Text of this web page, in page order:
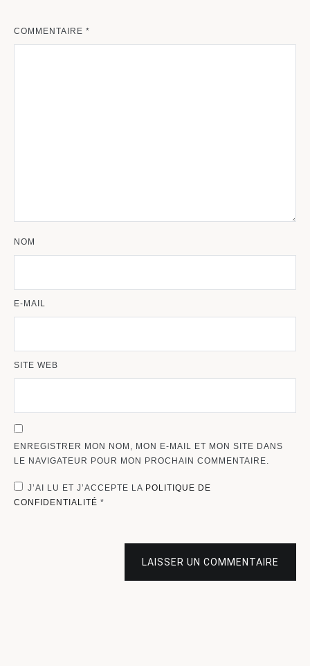
COMMENTAIRE *
NOM
E-MAIL
SITE WEB
ENREGISTRER MON NOM, MON E-MAIL ET MON SITE DANS
LE NAVIGATEUR POUR MON PROCHAIN COMMENTAIRE.
J’AI LU ET J’ACCEPTE LA POLITIQUE DE
CONFIDENTIALITÉ *
LAISSER UN COMMENTAIRE